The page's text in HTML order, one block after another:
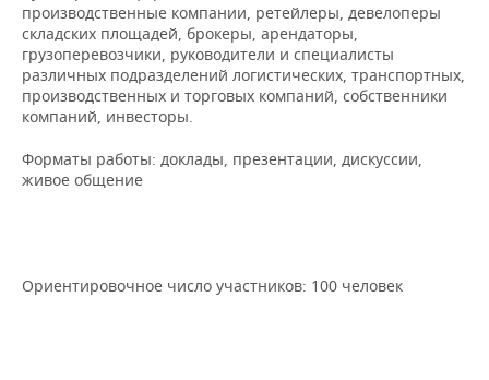
производственные компании, ретейлеры, девелоперы
складских площадей, брокеры, арендаторы,
грузоперевозчики, руководители и специалисты
различных подразделений логистических, транспортных,
производственных и торговых компаний, собственники
компаний, инвесторы.
Форматы работы: доклады, презентации, дискуссии,
живое общение
Ориентировочное число участников: 100 человек